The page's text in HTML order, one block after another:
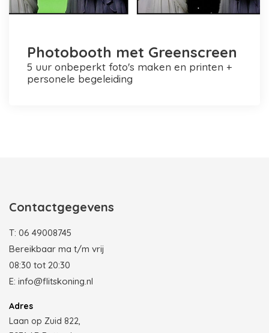
Photobooth met Greenscreen
5 uur onbeperkt foto's maken en printen +
personele begeleiding
Contactgegevens
T: 06 49008745
Bereikbaar ma t/m vrij
08:30 tot 20:30
E: info@flitskoning.nl
Adres
Laan op Zuid 822,